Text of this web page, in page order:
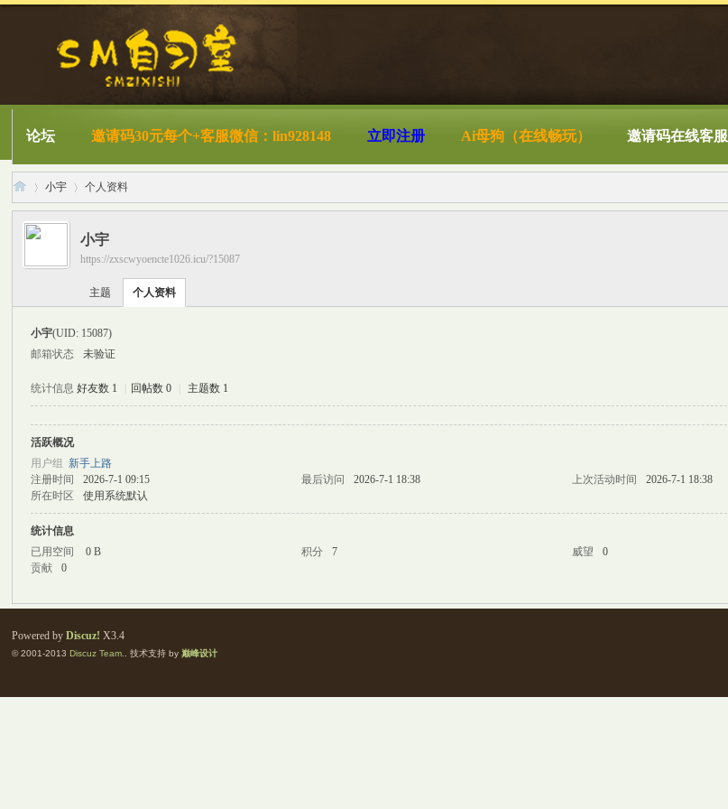
论坛 邀请码30元每个+客服微信：lin928148 立即注册 Ai母狗（在线畅玩） 邀请码在线客服
›
小宇 个人资料
小宇
https://zxscwyoencte1026.icu/?15087
主题 个人资料
小宇(UID: 15087)
邮箱状态
未验证
统计信息 好友数 1 回帖数 0 主题数 1
活跃概况
用户组 新手上路
注册时间
2026-7-1 09:15 最后访问 2026-7-1 18:38 上次活动时间 2026-7-1 18:38
所在时区
使用系统默认
统计信息
已用空间
0 B 积分 7 威望 0
贡献
0
Powered byDiscuz! X3.4
© 2001-2013Discuz Team. . 技术支持 by巅峰设计